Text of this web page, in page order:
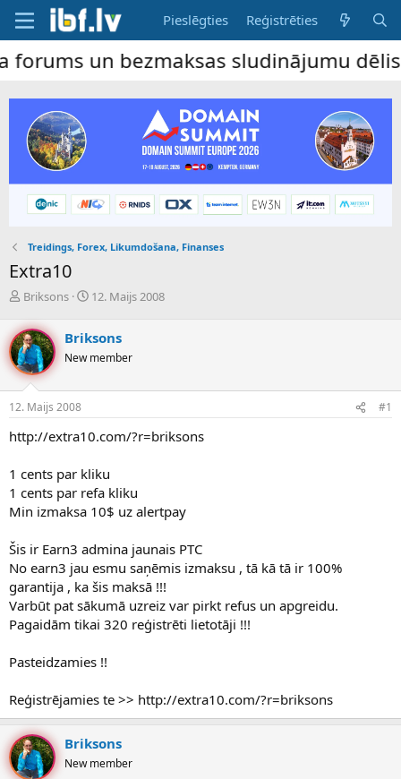
Pieslēgties Reģistrēties
bezmaksas sludinājumu dēlis –
Treidings, Forex, Likumdošana, Finanses
Extra10
P
v
e
d
i
e
n
u
s
ā
c
ē
s
Briksons
S
u
m
d
u
s
12. Maijs 2008
Briksons
New member
12. Maijs 2008 #1
http://extra10.com/?r=briksons
1 cents par kliku
1 cents par refa kliku
Min izmaksa 10$ uz alertpay
Šis ir Earn3 admina jaunais PTC
No earn3 jau esmu saņēmis izmaksu , tā kā tā ir 100%
garantija , ka šis maksā !!!
Varbūt pat sākumā uzreiz var pirkt refus un apgreidu.
Pagaidām tikai 320 reģistrēti lietotāji !!!
Pasteidzamies !!
Reģistrējamies te >> http://extra10.com/?r=briksons
Briksons
New member